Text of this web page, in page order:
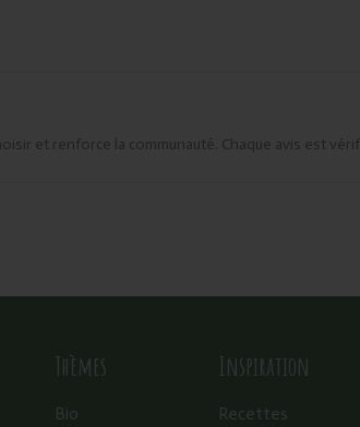
et renforce la communauté. Chaque avis est
Thèmes
Bio
Inspiration
Recettes